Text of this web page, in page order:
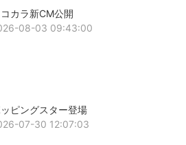
カラ新CM公開
08-03 09:43:00
ピングスター登場
07-30 12:07:03